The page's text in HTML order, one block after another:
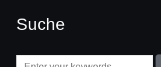
Suche